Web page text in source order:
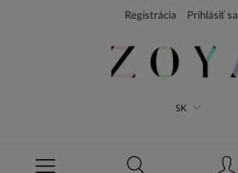
Registrácia Prihlásiť sa
SK